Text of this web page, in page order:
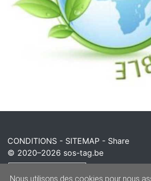
CONDITIONS - SITEMAP - Share
© 2020–2026 sos-tag.be
Powered by
Nous utilisons des cookies pour nous